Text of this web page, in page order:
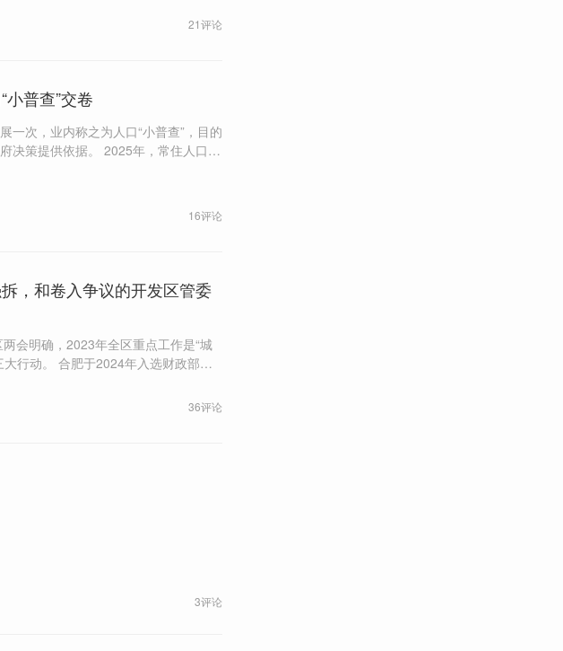
21评论
普查”交卷
一次，业内称之为人口“小普查”，目的
。 ​2025年，常住人口城
16评论
，和卷入争议的开发区管委
会明确，2023年全区重点工作是“城
入选财政部、
履行了书面催告、听取陈述申辩、作
，应属违法。
36评论
3评论